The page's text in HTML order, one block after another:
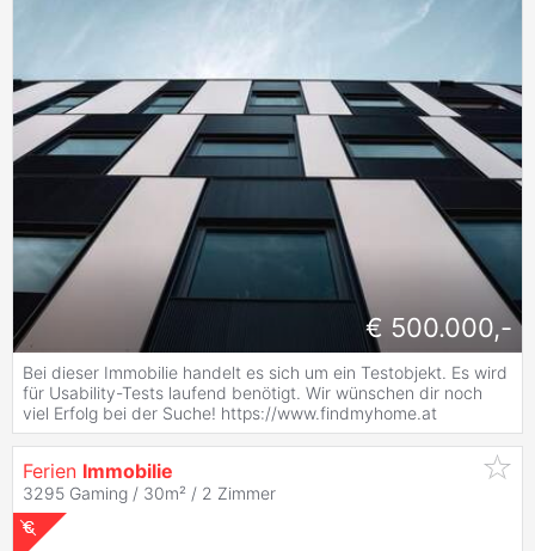
€ 500.000,-
Bei dieser Immobilie handelt es sich um ein Testobjekt. Es wird
für Usability-Tests laufend benötigt. Wir wünschen dir noch
viel Erfolg bei der Suche! https://www.findmyhome.at
Ferien Immobilie
3295 Gaming / 30m² / 2 Zimmer